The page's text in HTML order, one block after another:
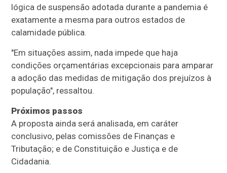
lógica de suspensão adotada durante a pandemia é
exatamente a mesma para outros estados de
calamidade pública.
"Em situações assim, nada impede que haja
condições orçamentárias excepcionais para amparar
a adoção das medidas de mitigação dos prejuízos à
população", ressaltou.
Próximos passos
A proposta ainda será analisada, em caráter
conclusivo, pelas comissões de Finanças e
Tributação; e de Constituição e Justiça e de
Cidadania.